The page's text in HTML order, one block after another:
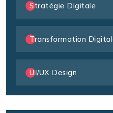
Stratégie Digitale
Transformation
UI/UX Design